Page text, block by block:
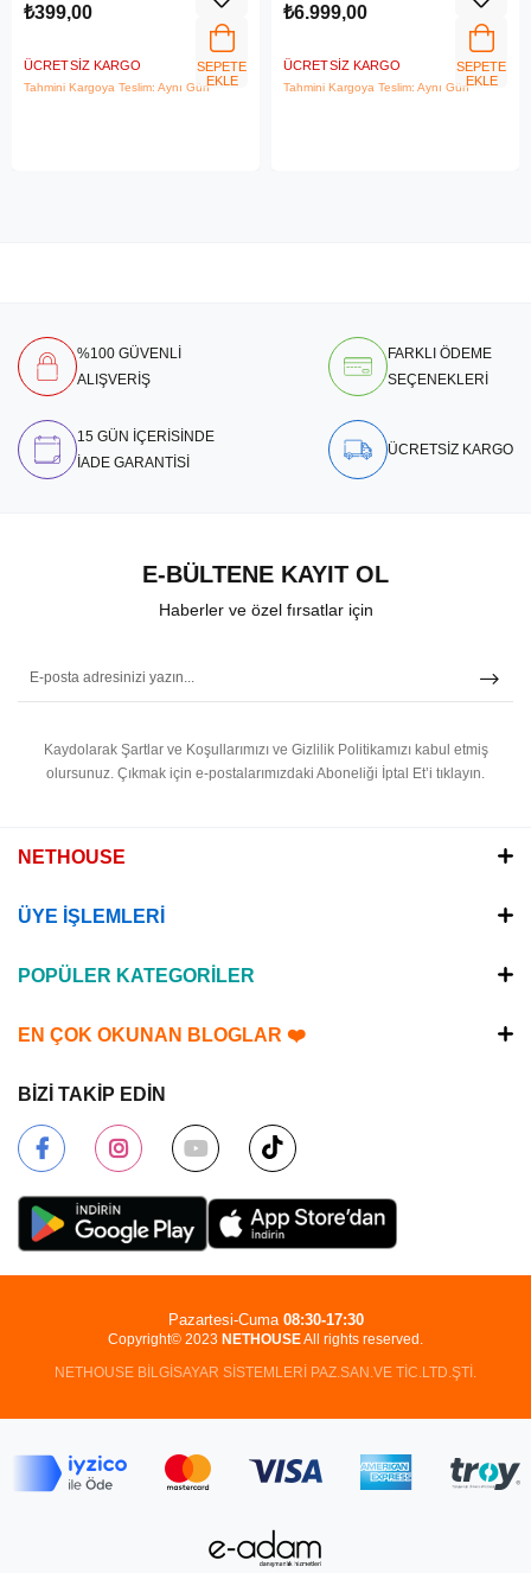
₺399,00
ÜCRETSIZ KARGO
Tahmini Kargoya Teslim: Aynı Gün
SEPETE
EKLE
₺6.999,00
ÜCRETSIZ KARGO
Tahmini Kargoya Teslim: Aynı Gün
SEPETE
EKLE
%100 GÜVENLİ
ALIŞVERİŞ
FARKLI ÖDEME
SEÇENEKLERİ
15 GÜN İÇERİSİNDE
İADE GARANTİSİ
ÜCRETSİZ KARGO
E-BÜLTENE KAYIT OL
Haberler ve özel fırsatlar için
Kaydolarak Şartlar ve Koşullarımızı ve Gizlilik Politikamızı kabul etmiş
olursunuz. Çıkmak için e-postalarımızdaki Aboneliği İptal Et’i tıklayın.
NETHOUSE
ÜYE İŞLEMLERİ
POPÜLER KATEGORİLER
EN ÇOK OKUNAN BLOGLAR ❤️
BİZİ TAKİP EDİN
Copyright© 2023 NETHOUSEAll rights reserved.
NETHOUSE BİLGİSAYAR SİSTEMLERİ PAZ.SAN.VE TİC.LTD.ŞTİ.
Pazartesi-Cuma 08:30-17:30